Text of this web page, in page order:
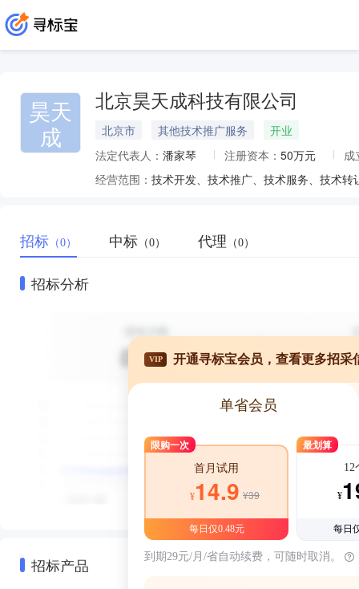
昊天
成
北京昊天成科技有限公司
北京市 其他技术推广服务
开业
法定代表人： 潘家琴 注册资本： 50万元
成
经营范围：
招标 （0） 中标 （0） 代理 （0）
招标分析
招标产品
VIP 开通寻标宝会员，查看更多招采
单省会员
限购一次
首月试用
¥14.9 ¥39
每日仅0.48元
最划算
12
¥
每日
到期29元/月/省自动续费，可随时取消。